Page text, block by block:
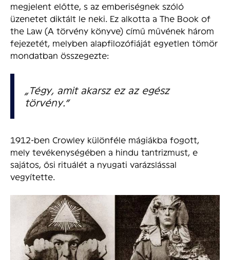
megjelent előtte, s az emberiségnek szóló
üzenetet diktált le neki. Ez alkotta a The Book of
the Law (A törvény könyve) című művének három
fejezetét, melyben alapfilozófiáját egyetlen tömör
mondatban összegezte:
„Tégy, amit akarsz ez az egész
törvény.”
1912-ben Crowley különféle mágiákba fogott,
mely tevékenységében a hindu tantrizmust, e
sajátos, ősi rituálét a nyugati varázslással
vegyítette.